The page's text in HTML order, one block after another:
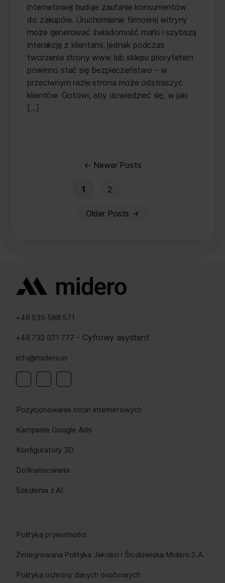
internetowej buduje zaufanie konsumentów
do zakupów. Uruchomienie firmowej witryny
może generować świadomość marki i szybszą
interakcję z klientami, jednak podczas
tworzenia strony www lub sklepu priorytetem
powinno stać się bezpieczeństwo – w
przeciwnym razie strona może odstraszyć
klientów. Gotowi, aby dowiedzieć się, w jaki
[…]
wpisów
← Newer Posts
1 2
Older Posts →
+48 535 588 571
+48 732 071 777 - Cyfrowy asystent
info@midero.io
Pozycjonowanie stron internetowych
Kampanie Google Ads
Konfiguratory 3D
Dofinansowania
Szkolenia z AI
Polityka prywatności
Zintegrowana Polityka Jakości i Środowiska Midero S.A.
Polityka ochrony danych osobowych